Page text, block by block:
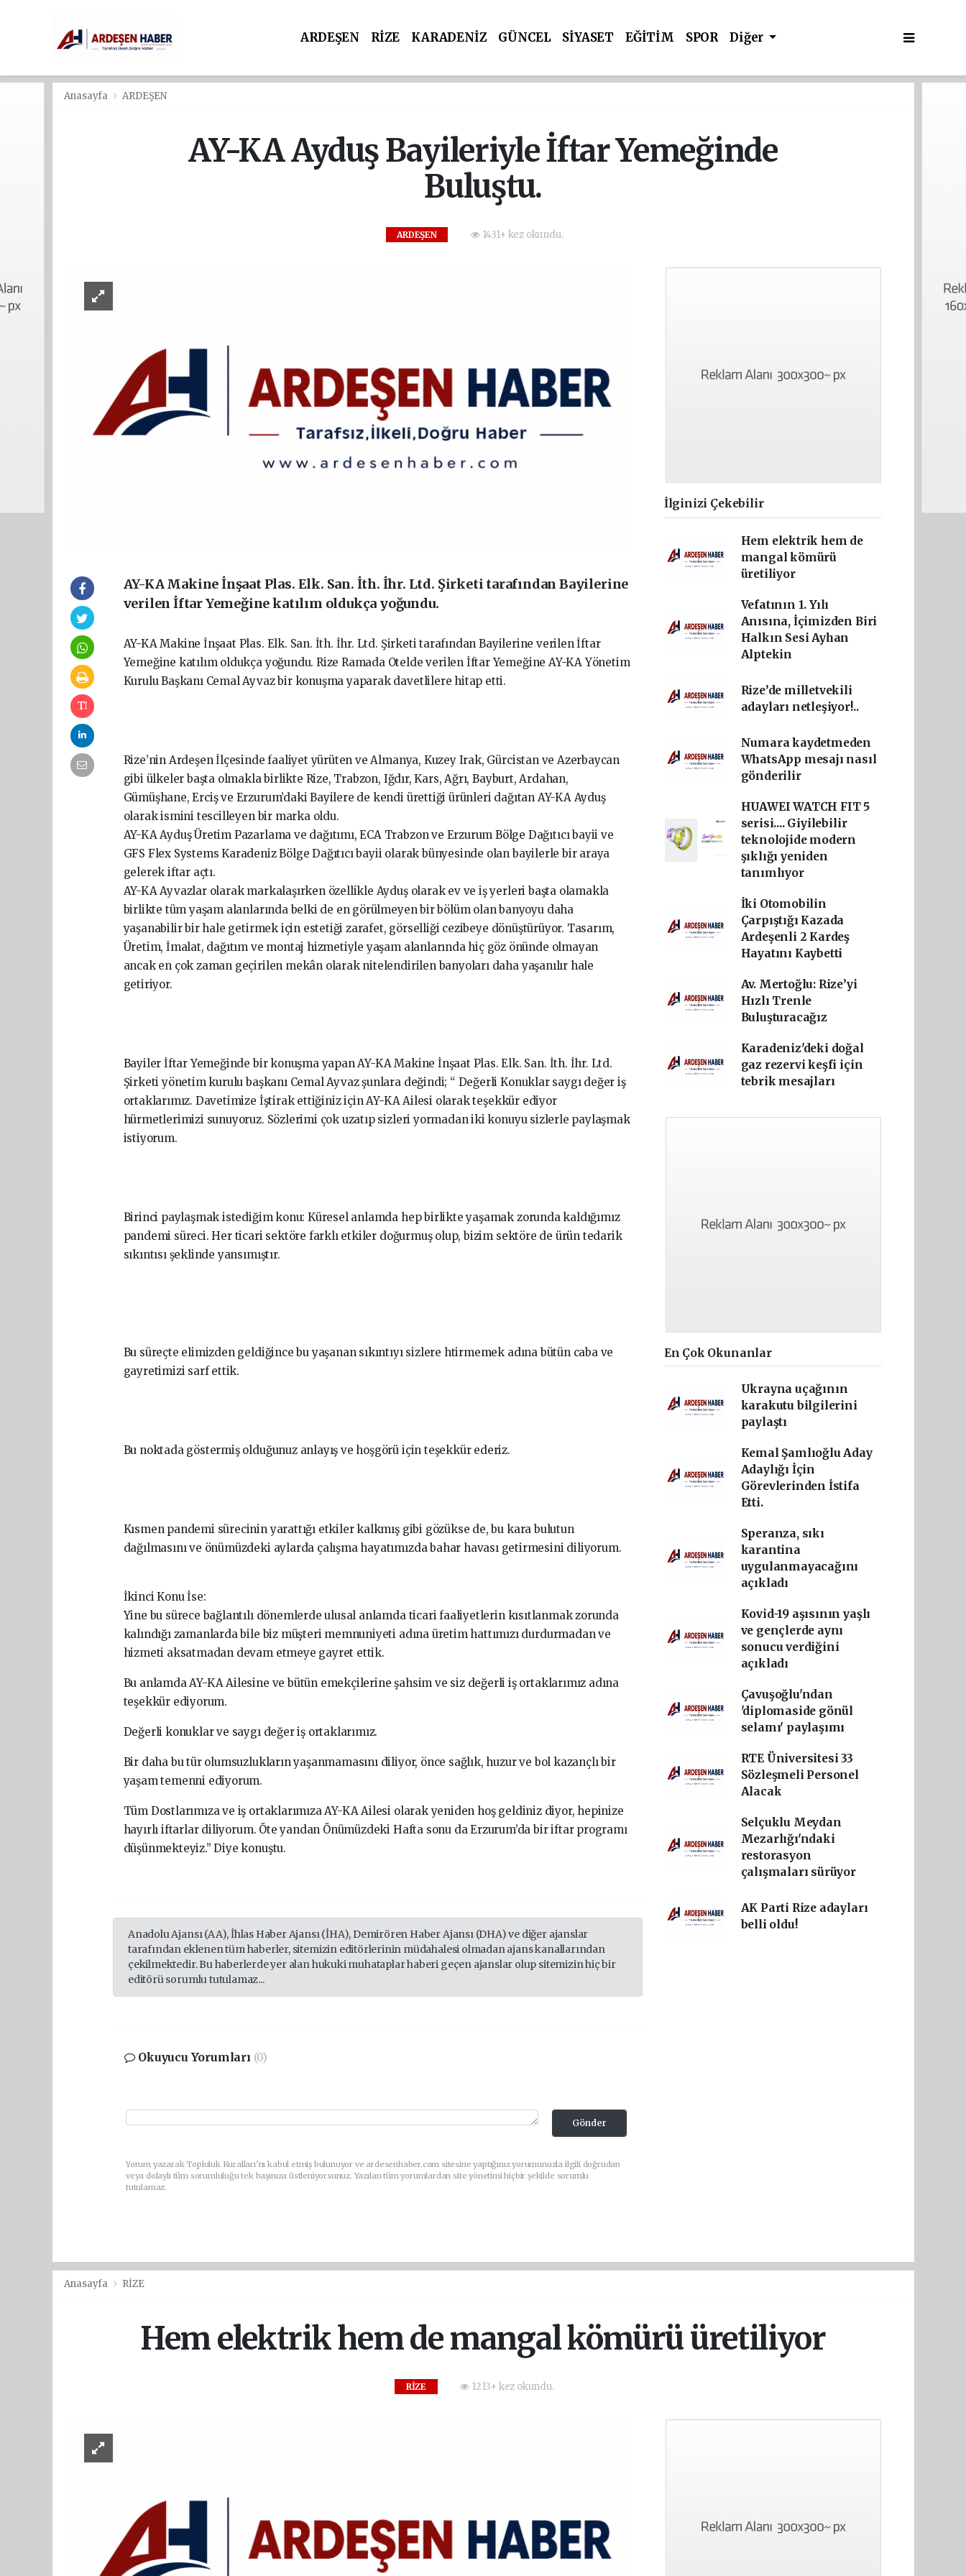
ARDEŞEN RİZE KARADENİZ GÜNCEL SİYASET EĞİTİM SPOR Diğer
Anasayfa ARDEŞEN
AY-KA Ayduş Bayileriyle İftar Yemeğinde
Buluştu.
ARDEŞEN 1431+ kez okundu.
AY-KA Makine İnşaat Plas. Elk. San. İth. İhr. Ltd. Şirketi tarafından Bayilerine
verilen İftar Yemeğine katılım oldukça yoğundu.
AY-KA Makine İnşaat Plas. Elk. San. İth. İhr. Ltd. Şirketi tarafından Bayilerine verilen İftar
Yemeğine katılım oldukça yoğundu. Rize Ramada Otelde verilen İftar Yemeğine AY-KA Yönetim
Kurulu Başkanı Cemal Ayvaz bir konuşma yaparak davetlilere hitap etti.
Rize’nin Ardeşen İlçesinde faaliyet yürüten ve Almanya, Kuzey Irak, Gürcistan ve Azerbaycan
gibi ülkeler başta olmakla birlikte Rize, Trabzon, Iğdır, Kars, Ağrı, Bayburt, Ardahan,
Gümüşhane, Erciş ve Erzurum’daki Bayilere de kendi ürettiği ürünleri dağıtan AY-KA Ayduş
olarak ismini tescilleyen bir marka oldu.
AY-KA Ayduş Üretim Pazarlama ve dağıtımı, ECA Trabzon ve Erzurum Bölge Dağıtıcı bayii ve
GFS Flex Systems Karadeniz Bölge Dağıtıcı bayii olarak bünyesinde olan bayilerle bir araya
gelerek iftar açtı.
AY-KA Ayvazlar olarak markalaşırken özellikle Ayduş olarak ev ve iş yerleri başta olamakla
birlikte tüm yaşam alanlarında belki de en görülmeyen bir bölüm olan banyoyu daha
yaşanabilir bir hale getirmek için estetiği zarafet, görselliği cezibeye dönüştürüyor. Tasarım,
Üretim, İmalat, dağıtım ve montaj hizmetiyle yaşam alanlarında hiç göz önünde olmayan
ancak en çok zaman geçirilen mekân olarak nitelendirilen banyoları daha yaşanılır hale
getiriyor.
Bayiler İftar Yemeğinde bir konuşma yapan AY-KA Makine İnşaat Plas. Elk. San. İth. İhr. Ltd.
Şirketi yönetim kurulu başkanı Cemal Ayvaz şunlara değindi; “ Değerli Konuklar saygı değer iş
ortaklarımız. Davetimize İştirak ettiğiniz için AY-KA Ailesi olarak teşekkür ediyor
hürmetlerimizi sunuyoruz. Sözlerimi çok uzatıp sizleri yormadan iki konuyu sizlerle paylaşmak
istiyorum.
Birinci paylaşmak istediğim konu: Küresel anlamda hep birlikte yaşamak zorunda kaldığımız
pandemi süreci. Her ticari sektöre farklı etkiler doğurmuş olup, bizim sektöre de ürün tedarik
sıkıntısı şeklinde yansımıştır.
Bu süreçte elimizden geldiğince bu yaşanan sıkıntıyı sizlere htirmemek adına bütün caba ve
gayretimizi sarf ettik.
Bu noktada göstermiş olduğunuz anlayış ve hoşgörü için teşekkür ederiz.
Kısmen pandemi sürecinin yarattığı etkiler kalkmış gibi gözükse de, bu kara bulutun
dağılmasını ve önümüzdeki aylarda çalışma hayatımızda bahar havası getirmesini diliyorum.
İkinci Konu İse:
Yine bu sürece bağlantılı dönemlerde ulusal anlamda ticari faaliyetlerin kısıtlanmak zorunda
kalındığı zamanlarda bile biz müşteri memnuniyeti adına üretim hattımızı durdurmadan ve
hizmeti aksatmadan devam etmeye gayret ettik.
Bu anlamda AY-KA Ailesine ve bütün emekçilerine şahsim ve siz değerli iş ortaklarımız adına
teşekkür ediyorum.
Değerli konuklar ve saygı değer iş ortaklarımız.
Bir daha bu tür olumsuzlukların yaşanmamasını diliyor, önce sağlık, huzur ve bol kazançlı bir
yaşam temenni ediyorum.
Tüm Dostlarımıza ve iş ortaklarımıza AY-KA Ailesi olarak yeniden hoş geldiniz diyor, hepinize
hayırlı iftarlar diliyorum. Öte yandan Önümüzdeki Hafta sonu da Erzurum’da bir iftar programı
düşünmekteyiz.” Diye konuştu.
Anadolu Ajansı (AA), İhlas Haber Ajansı (İHA), Demirören Haber Ajansı (DHA) ve diğer ajanslar
tarafından eklenen tüm haberler, sitemizin editörlerinin müdahalesi olmadan ajans kanallarından
çekilmektedir. Bu haberlerde yer alan hukuki muhataplar haberi geçen ajanslar olup sitemizin hiç bir
editörü sorumlu tutulamaz...
Okuyucu Yorumları (0)
Gönder
Yorum yazarak Topluluk Kuralları’nı kabul etmiş bulunuyor ve ardesenhaber.com sitesine yaptığınız yorumunuzla ilgili doğrudan
veya dolaylı tüm sorumluluğu tek başınıza üstleniyorsunuz. Yazılan tüm yorumlardan site yönetimi hiçbir şekilde sorumlu
tutulamaz.
İlginizi Çekebilir
Hem elektrik hem de
mangal kömürü
üretiliyor
Vefatının 1. Yılı
Anısına, İçimizden Biri
Halkın Sesi Ayhan
Alptekin
Rize’de milletvekili
adayları netleşiyor!..
Numara kaydetmeden
WhatsApp mesajı nasıl
gönderilir
HUAWEI WATCH FIT 5
serisi.... Giyilebilir
teknolojide modern
şıklığı yeniden
tanımlıyor
İki Otomobilin
Çarpıştığı Kazada
Ardeşenli 2 Kardeş
Hayatını Kaybetti
Av. Mertoğlu: Rize’yi
Hızlı Trenle
Buluşturacağız
Karadeniz'deki doğal
gaz rezervi keşfi için
tebrik mesajları
En Çok Okunanlar
Ukrayna uçağının
karakutu bilgilerini
paylaştı
Kemal Şamlıoğlu Aday
Adaylığı İçin
Görevlerinden İstifa
Etti.
Speranza, sıkı
karantina
uygulanmayacağını
açıkladı
Kovid-19 aşısının yaşlı
ve gençlerde aynı
sonucu verdiğini
açıkladı
Çavuşoğlu'ndan
'diplomaside gönül
selamı' paylaşımı
RTE Üniversitesi 33
Sözleşmeli Personel
Alacak
Selçuklu Meydan
Mezarlığı'ndaki
restorasyon
çalışmaları sürüyor
AK Parti Rize adayları
belli oldu!
Anasayfa RİZE
Hem elektrik hem de mangal kömürü üretiliyor
RİZE 1213+ kez okundu.